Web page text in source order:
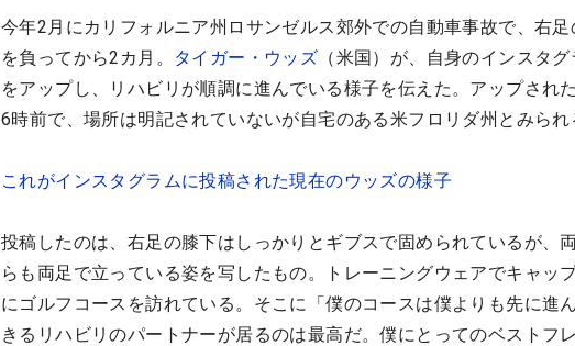
今年2月にカリフォルニア州ロサンゼルス郊外での自動車事故で、右
を負ってから2カ月。
タイガー・ウッズ （米国）が、自身のインスタ
をアップし、リハビリが順調に進んでいる様子を伝えた。アップされ
6時前で、場所は明記されていないが自宅のある米フロリダ州とみられ
これがインスタグラムに投稿された現在のウッズの様子
投稿したのは、右足の膝下はしっかりとギブスで固められているが、
らも両足で立っている姿を写したもの。トレーニングウェアでキャッ
にゴルフコースを訪れている。そこに「僕のコースは僕よりも先に進
きるリハビリのパートナーが居るのは最高だ。僕にとってのベストフ